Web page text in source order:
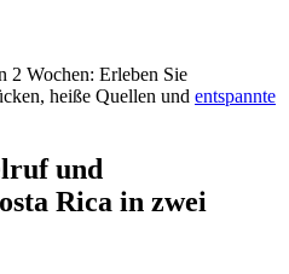
2 Wochen: Erleben Sie
heiße Quellen und entspannte
und
Rica in zwei